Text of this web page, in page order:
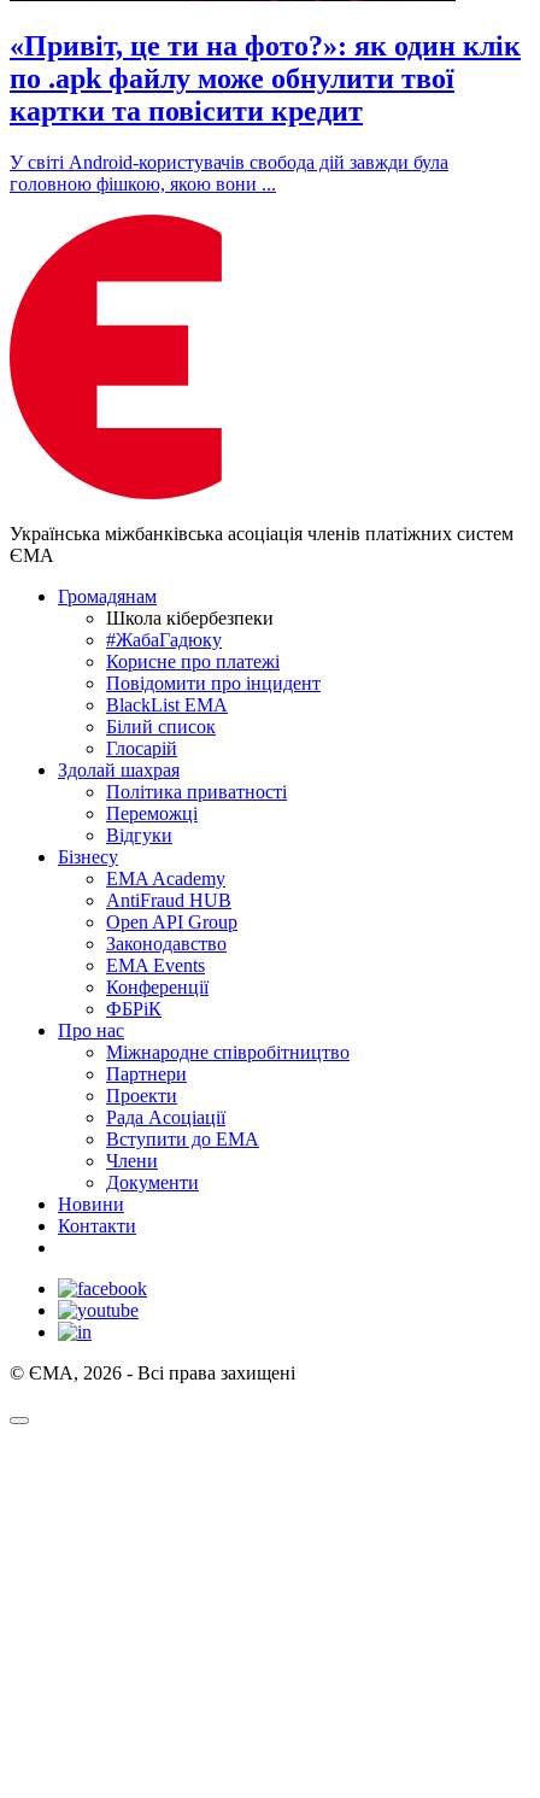
«Привіт, це ти на фото?»: як один клік
по .apk файлу може обнулити твої
картки та повісити кредит
У світі Android-користувачів свобода дій завжди була
головною фішкою, якою вони ...
Українська міжбанківська асоціація членів платіжних систем
ЄМА
Громадянам
Школа кібербезпеки
#ЖабаГадюку
Корисне про платежі
Повідомити про інцидент
BlackList EMA
Білий список
Глосарій
Здолай шахрая
Політика приватності
Переможцi
Відгуки
Бізнесу
EMA Academy
AntiFraud HUB
Open API Group
Законодавство
EMA Events
Конференції
ФБРіК
Про нас
Міжнародне співробітництво
Партнери
Проекти
Рада Асоціації
Вступити до ЕМА
Члени
Документи
Новини
Контакти
© ЄМА, 2026 - Всі права захищені